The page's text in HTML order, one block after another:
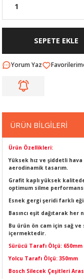
ÜRÜNLERİ
SEPETE EKLE
Yorum Yaz
ÜRÜN BİLGİLERİ
Ürün Özellikleri:
Yüksek hız ve şiddetli
aerodinamik tasarım.
Grafit kaplı yüksek
optimum silme performansı
Esnek gergi şeridi farklı
Basıncı eşit dağıtarak
Bu ürün ön cam için sağ
içermektedir.
Sürücü Tarafı Ölçü: 650mm
Yolcu Tarafı Ölçü: 350mm
Bosch Silecek Çeşitleri